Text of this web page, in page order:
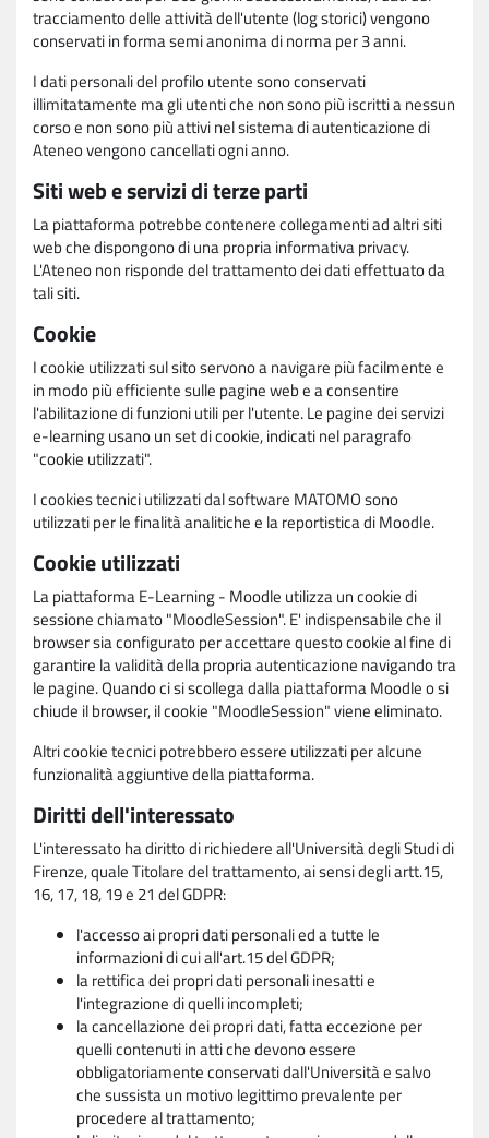
tracciamento delle attività dell'utente (log storici) vengono
conservati in forma semi anonima di norma per 3 anni.
I dati personali del profilo utente sono conservati
illimitatamente ma gli utenti che non sono più iscritti a nessun
corso e non sono più attivi nel sistema di autenticazione di
Ateneo vengono cancellati ogni anno.
Siti web e servizi di terze parti
La piattaforma potrebbe contenere collegamenti ad altri siti
web che dispongono di una propria informativa privacy.
L'Ateneo non risponde del trattamento dei dati effettuato da
tali siti.
Cookie
I cookie utilizzati sul sito servono a navigare più facilmente e
in modo più efficiente sulle pagine web e a consentire
l'abilitazione di funzioni utili per l'utente. Le pagine dei servizi
e-learning usano un set di cookie, indicati nel paragrafo
"cookie utilizzati".
I cookies tecnici utilizzati dal software MATOMO sono
utilizzati per le finalità analitiche e la reportistica di Moodle.
Cookie utilizzati
La piattaforma E-Learning - Moodle utilizza un cookie di
sessione chiamato "MoodleSession". E' indispensabile che il
browser sia configurato per accettare questo cookie al fine di
garantire la validità della propria autenticazione navigando tra
le pagine. Quando ci si scollega dalla piattaforma Moodle o si
chiude il browser, il cookie "MoodleSession" viene eliminato.
Altri cookie tecnici potrebbero essere utilizzati per alcune
funzionalità aggiuntive della piattaforma.
Diritti dell'interessato
L'interessato ha diritto di richiedere all'Università degli Studi di
Firenze, quale Titolare del trattamento, ai sensi degli artt.15,
16, 17, 18, 19 e 21 del GDPR:
l'accesso ai propri dati personali ed a tutte le
informazioni di cui all'art.15 del GDPR;
la rettifica dei propri dati personali inesatti e
l'integrazione di quelli incompleti;
la cancellazione dei propri dati, fatta eccezione per
quelli contenuti in atti che devono essere
obbligatoriamente conservati dall'Università e salvo
che sussista un motivo legittimo prevalente per
procedere al trattamento;